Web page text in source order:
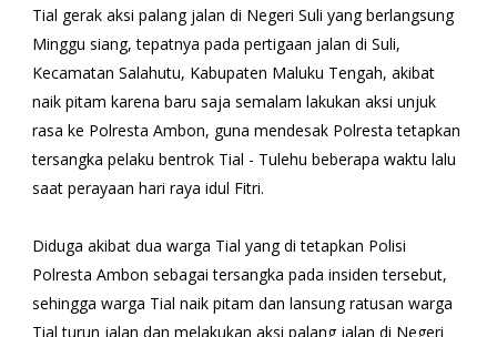
Tial gerak aksi palang jalan di Negeri Suli yang berlangsung
Minggu siang, tepatnya pada pertigaan jalan di Suli,
Kecamatan Salahutu, Kabupaten Maluku Tengah, akibat
naik pitam karena baru saja semalam lakukan aksi unjuk
rasa ke Polresta Ambon, guna mendesak Polresta tetapkan
tersangka pelaku bentrok Tial - Tulehu beberapa waktu lalu
saat perayaan hari raya idul Fitri.
Diduga akibat dua warga Tial yang di tetapkan Polisi
Polresta Ambon sebagai tersangka pada insiden tersebut,
sehingga warga Tial naik pitam dan lansung ratusan warga
Tial turun jalan dan melakukan aksi palang jalan di Negeri